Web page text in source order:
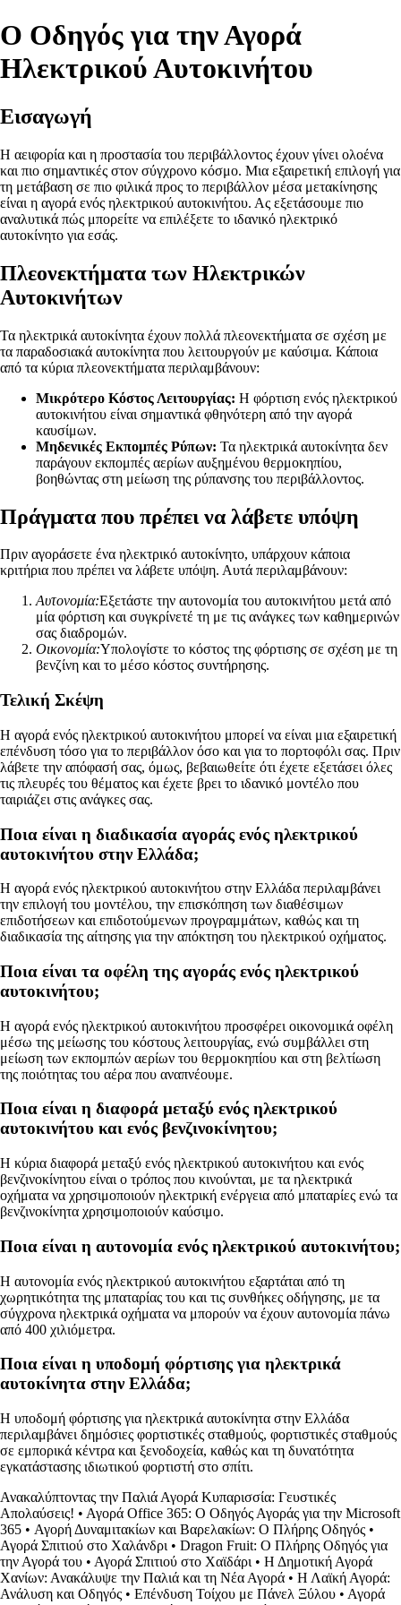
Ο Οδηγός για την Αγορά
Ηλεκτρικού Αυτοκινήτου
Εισαγωγή
Η αειφορία και η προστασία του περιβάλλοντος έχουν γίνει ολοένα
και πιο σημαντικές στον σύγχρονο κόσμο. Μια εξαιρετική επιλογή για
τη μετάβαση σε πιο φιλικά προς το περιβάλλον μέσα μετακίνησης
είναι η αγορά ενός ηλεκτρικού αυτοκινήτου. Ας εξετάσουμε πιο
αναλυτικά πώς μπορείτε να επιλέξετε το ιδανικό ηλεκτρικό
αυτοκίνητο για εσάς.
Πλεονεκτήματα των Ηλεκτρικών
Αυτοκινήτων
Τα ηλεκτρικά αυτοκίνητα έχουν πολλά πλεονεκτήματα σε σχέση με
τα παραδοσιακά αυτοκίνητα που λειτουργούν με καύσιμα. Κάποια
από τα κύρια πλεονεκτήματα περιλαμβάνουν:
Μικρότερο Κόστος Λειτουργίας: Η φόρτιση ενός ηλεκτρικού
αυτοκινήτου είναι σημαντικά φθηνότερη από την αγορά
καυσίμων.
Μηδενικές Εκπομπές Ρύπων: Τα ηλεκτρικά αυτοκίνητα δεν
παράγουν εκπομπές αερίων αυξημένου θερμοκηπίου,
βοηθώντας στη μείωση της ρύπανσης του περιβάλλοντος.
Πράγματα που πρέπει να λάβετε υπόψη
Πριν αγοράσετε ένα ηλεκτρικό αυτοκίνητο, υπάρχουν κάποια
κριτήρια που πρέπει να λάβετε υπόψη. Αυτά περιλαμβάνουν:
Αυτονομία:Εξετάστε την αυτονομία του αυτοκινήτου μετά από
μία φόρτιση και συγκρίνετέ τη με τις ανάγκες των καθημερινών
σας διαδρομών.
Οικονομία:Υπολογίστε το κόστος της φόρτισης σε σχέση με τη
βενζίνη και το μέσο κόστος συντήρησης.
Τελική Σκέψη
Η αγορά ενός ηλεκτρικού αυτοκινήτου μπορεί να είναι μια εξαιρετική
επένδυση τόσο για το περιβάλλον όσο και για το πορτοφόλι σας. Πριν
λάβετε την απόφασή σας, όμως, βεβαιωθείτε ότι έχετε εξετάσει όλες
τις πλευρές του θέματος και έχετε βρει το ιδανικό μοντέλο που
ταιριάζει στις ανάγκες σας.
Ποια είναι η διαδικασία αγοράς ενός ηλεκτρικού
αυτοκινήτου στην Ελλάδα;
Η αγορά ενός ηλεκτρικού αυτοκινήτου στην Ελλάδα περιλαμβάνει
την επιλογή του μοντέλου, την επισκόπηση των διαθέσιμων
επιδοτήσεων και επιδοτούμενων προγραμμάτων, καθώς και τη
διαδικασία της αίτησης για την απόκτηση του ηλεκτρικού οχήματος.
Ποια είναι τα οφέλη της αγοράς ενός ηλεκτρικού
αυτοκινήτου;
Η αγορά ενός ηλεκτρικού αυτοκινήτου προσφέρει οικονομικά οφέλη
μέσω της μείωσης του κόστους λειτουργίας, ενώ συμβάλλει στη
μείωση των εκπομπών αερίων του θερμοκηπίου και στη βελτίωση
της ποιότητας του αέρα που αναπνέουμε.
Ποια είναι η διαφορά μεταξύ ενός ηλεκτρικού
αυτοκινήτου και ενός βενζινοκίνητου;
Η κύρια διαφορά μεταξύ ενός ηλεκτρικού αυτοκινήτου και ενός
βενζινοκίνητου είναι ο τρόπος που κινούνται, με τα ηλεκτρικά
οχήματα να χρησιμοποιούν ηλεκτρική ενέργεια από μπαταρίες ενώ τα
βενζινοκίνητα χρησιμοποιούν καύσιμο.
Ποια είναι η αυτονομία ενός ηλεκτρικού αυτοκινήτου;
Η αυτονομία ενός ηλεκτρικού αυτοκινήτου εξαρτάται από τη
χωρητικότητα της μπαταρίας του και τις συνθήκες οδήγησης, με τα
σύγχρονα ηλεκτρικά οχήματα να μπορούν να έχουν αυτονομία πάνω
από 400 χιλιόμετρα.
Ποια είναι η υποδομή φόρτισης για ηλεκτρικά
αυτοκίνητα στην Ελλάδα;
Η υποδομή φόρτισης για ηλεκτρικά αυτοκίνητα στην Ελλάδα
περιλαμβάνει δημόσιες φορτιστικές σταθμούς, φορτιστικές σταθμούς
σε εμπορικά κέντρα και ξενοδοχεία, καθώς και τη δυνατότητα
εγκατάστασης ιδιωτικού φορτιστή στο σπίτι.
Ανακαλύπτοντας την Παλιά Αγορά Κυπαρισσία: Γευστικές
Απολαύσεις! • Αγορά Office 365: Ο Οδηγός Αγοράς για την Microsoft
365 • Αγορή Δυναμιτακίων και Βαρελακίων: Ο Πλήρης Οδηγός •
Αγορά Σπιτιού στο Χαλάνδρι • Dragon Fruit: Ο Πλήρης Οδηγός για
την Αγορά του • Αγορά Σπιτιού στο Χαϊδάρι • Η Δημοτική Αγορά
Χανίων: Ανακάλυψε την Παλιά και τη Νέα Αγορά • Η Λαϊκή Αγορά:
Ανάλυση και Οδηγός • Επένδυση Τοίχου με Πάνελ Ξύλου • Αγορά